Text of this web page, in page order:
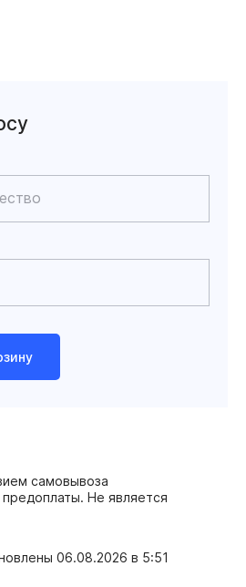
самовывоза
Не является
06.08.2026 в 5:51